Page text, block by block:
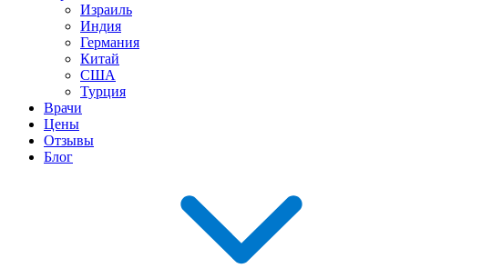
Израиль
Индия
Германия
Китай
США
Турция
Врачи
Цены
Отзывы
Блог